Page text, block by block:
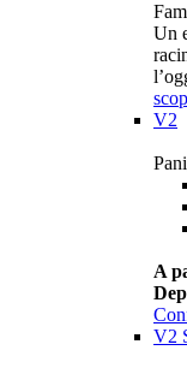
Un
V2
A
V2